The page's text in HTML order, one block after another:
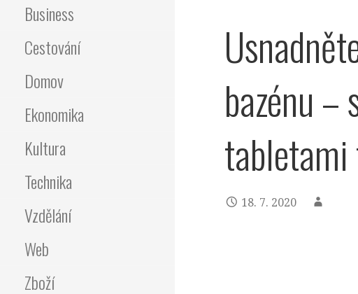
Business
Cestování
Domov
Ekonomika
Kultura
Technika
Vzdělání
Web
Zboží
bazénu
tabletami
18. 7. 2020